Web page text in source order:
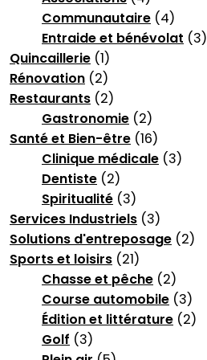
Communautaire (4)
Entraide et bénévolat (3)
Quincaillerie (1)
Rénovation (2)
Restaurants (2)
Gastronomie (2)
Santé et Bien-être (16)
Clinique médicale (3)
Dentiste (2)
Spiritualité (3)
Services Industriels (3)
Solutions d'entreposage (2)
Sports et loisirs (21)
Chasse et pêche (2)
Course automobile (3)
Édition et littérature (2)
Golf (3)